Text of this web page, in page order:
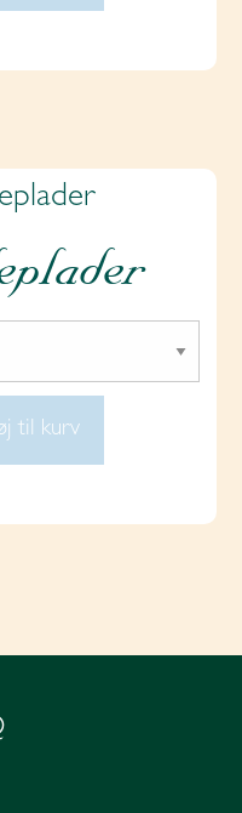
til kurv